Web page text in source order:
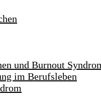
und Burnout
im Berufsleben